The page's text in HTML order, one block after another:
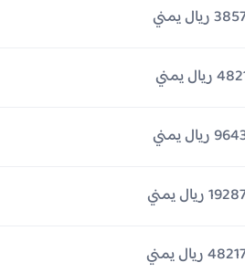
يمني
يمني
يمني
يمني
يمني